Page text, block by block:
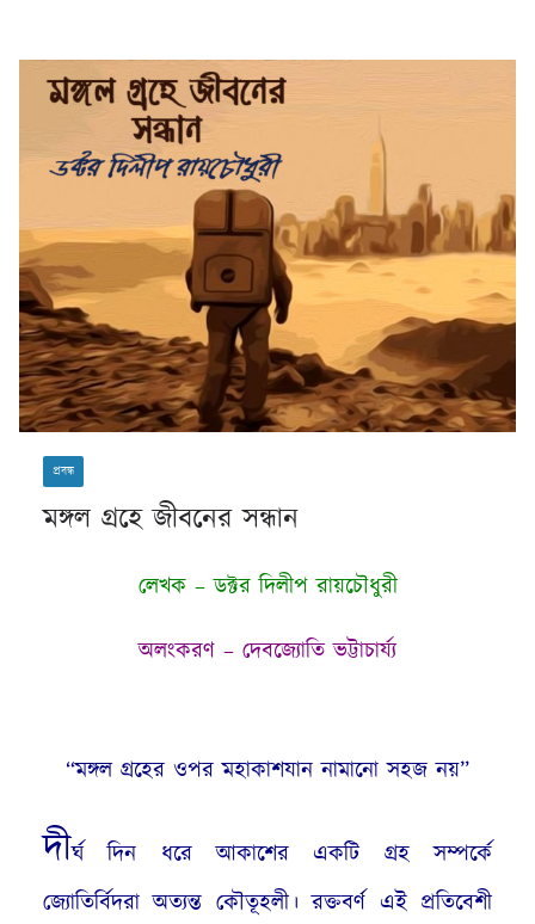
প্রবন্ধ
মঙ্গল গ্রহে জীবনের সন্ধান
লেখক – ডক্টর দিলীপ রায়চৌধুরী
অলংকরণ – দেবজ্যোতি ভট্টাচার্য্য
“মঙ্গল গ্রহের ওপর মহাকাশযান নামানো সহজ নয়”
দীর্ঘ দিন ধরে আকাশের একটি গ্রহ সম্পর্কে
জ্যোতির্বিদরা অত্যন্ত কৌতূহলী। রক্তবর্ণ এই প্রতিবেশী